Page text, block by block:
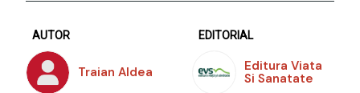
AUTOR
Traian Aldea
EDITORIAL
Editura Viata
Si Sanatate